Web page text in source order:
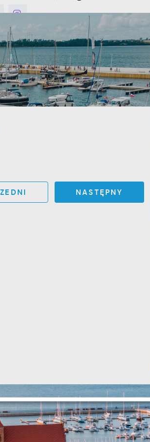
INWESTYCJE
NASTĘPNY
zmienić ustawienia cookies
momencie możesz